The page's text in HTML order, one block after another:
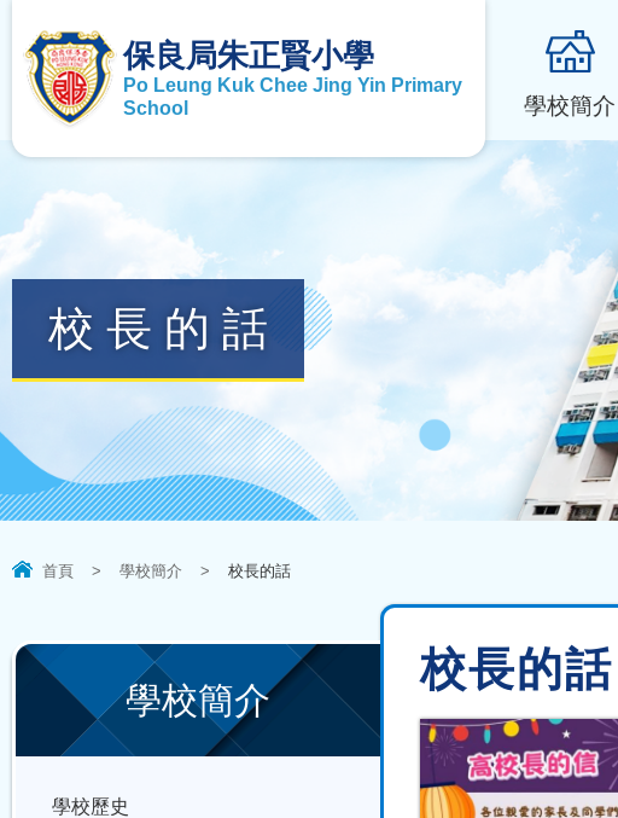
保良局朱正賢小學
Po Leung Kuk Chee Jing Yin Primary
School
學校簡介
校長的話
首頁 > 學校簡介 > 校長的話
校長的話
學校簡介
學校歷史